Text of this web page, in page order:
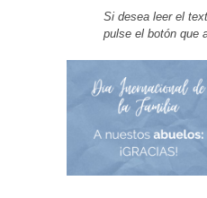
Si desea leer el
pulse el botón que